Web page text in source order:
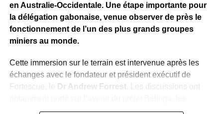
en Australie-Occidentale. Une étape importante pour
la délégation gabonaise, venue observer de près le
fonctionnement de l’un des plus grands groupes
miniers au monde.
Cette immersion sur le terrain est intervenue après les
échanges avec le fondateur et président exécutif de
Fortescue, le Dr Andrew Forrest. Les discussions ont
infrastructures nécessaires à son développement, les